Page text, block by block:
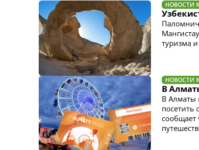
НОВОСТИ
туризма
НОВОСТИ
В
В Алматы
посетить
сообщает